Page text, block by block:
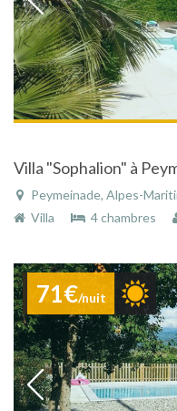
Peymeinade, Alpes-
Villa
4 chambres
71€/nuit